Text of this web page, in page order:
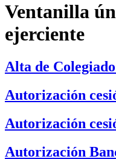
Ventanilla
ejerciente
Alta de
Autorización
Autorización
Autorización